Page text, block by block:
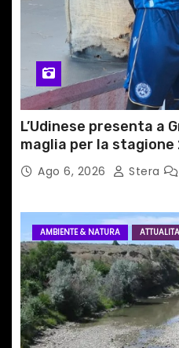
l
i
L’Udinese presenta a
maglia per la
Ago 6, 2026 Stera
AMBIENTE & NATURA